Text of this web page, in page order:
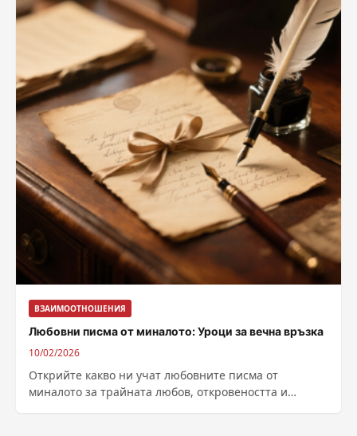
ВЗАИМООТНОШЕНИЯ
Любовни писма от миналото: Уроци за вечна връзка
10/02/2026
Открийте какво ни учат любовните писма от
миналото за трайната любов, откровеността и